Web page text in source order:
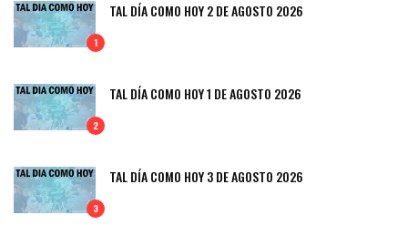
1
TAL DÍA COMO HOY 2 DE AGOSTO 2026
2
TAL DÍA COMO HOY 1 DE AGOSTO 2026
3
TAL DÍA COMO HOY 3 DE AGOSTO 2026